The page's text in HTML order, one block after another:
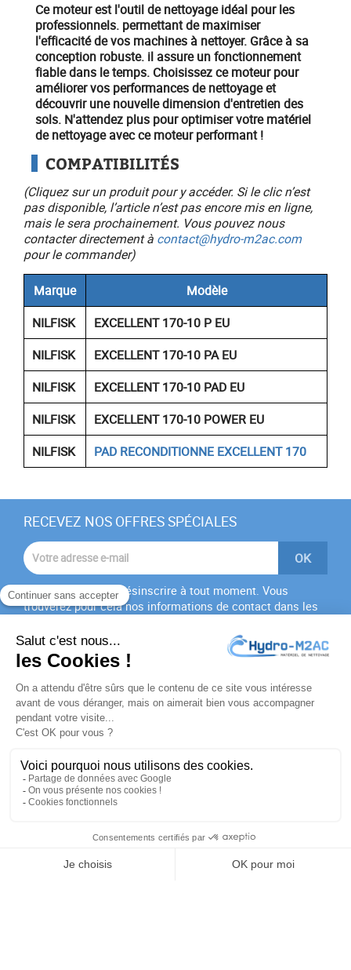
Ce moteur est l'outil de nettoyage idéal pour les
professionnels. permettant de maximiser
l'efficacité de vos machines à nettoyer. Grâce à sa
conception robuste. il assure un fonctionnement
fiable dans le temps. Choisissez ce moteur pour
améliorer vos performances de nettoyage et
découvrir une nouvelle dimension d'entretien des
sols. N'attendez plus pour optimiser votre matériel
de nettoyage avec ce moteur performant !
COMPATIBILITÉS
(Cliquez sur un produit pour y accéder. Si le clic n’est
pas disponible, l’article n’est pas encore mis en ligne,
mais le sera prochainement. Vous pouvez nous
contacter directement à contact@hydro-m2ac.com
pour le commander)
Marque
Modèle
NILFISK
EXCELLENT 170-10 P EU
NILFISK
EXCELLENT 170-10 PA EU
NILFISK
EXCELLENT 170-10 PAD EU
NILFISK
EXCELLENT 170-10 POWER EU
NILFISK
PAD RECONDITIONNE EXCELLENT 170
RECEVEZ NOS OFFRES SPÉCIALES
Vous pouvez vous désinscrire à tout moment. Vous
trouverez pour cela nos informations de contact dans les
J'accepte lesconditions générales
politique de
confidentialité
PRODUITS
NOTRE SOCIÉTÉ
VOTRE COMPTE